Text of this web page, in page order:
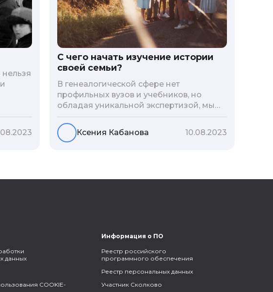
нельзя
для
С чего начать изучение истории
своей семьи?
В генеалогической сфере нет
профильных вузов и учебников, но
обладая уникальной экспертизой, мы
разработали авторскую методологию
проведения архивно-генеалогических
исследований, ее мы закладываем и
Ксения Кабанова 10.08.2023
данных
COOKIE-
Информация о ПО
Реестр российского
программного обеспечения
Реестр персональных данных
Участник Сколково